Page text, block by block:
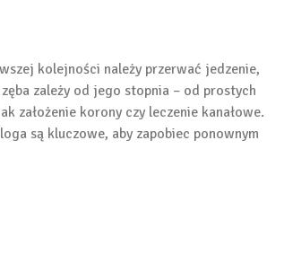
kolejności należy przerwać jedzenie,
zależy od jego stopnia – od prostych
założenie korony czy leczenie kanałowe.
są kluczowe, aby zapobiec ponownym